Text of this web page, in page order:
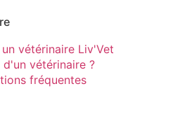
vétérinaire Liv'Vet
d'un vétérinaire ?
fréquentes